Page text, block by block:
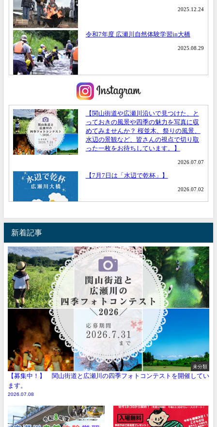
新着記事
未分類
【募集中！】 関山街道と広瀬川の四季フォトコンテストを開催してい
ます。
2026.07.08